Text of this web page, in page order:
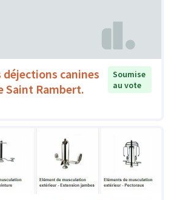
canines
Saint Rambert.
Soumise
au vote